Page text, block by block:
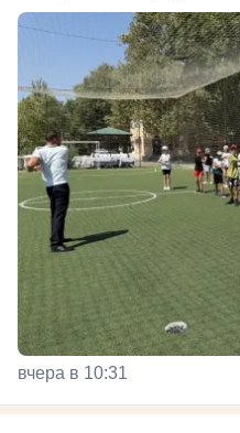
вчера в 10:31